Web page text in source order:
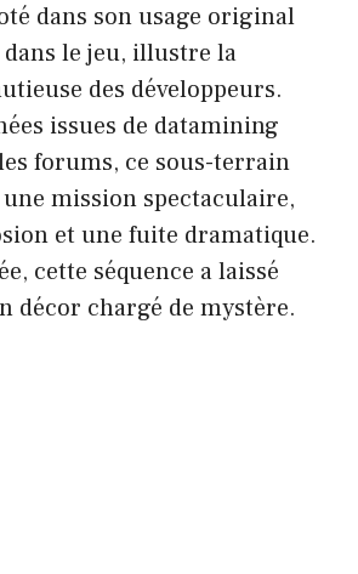
dans son usage original
le jeu, illustre la
des développeurs.
issues de datamining
forums, ce sous-terrain
mission spectaculaire,
et une fuite dramatique.
cette séquence a laissé
décor chargé de mystère.